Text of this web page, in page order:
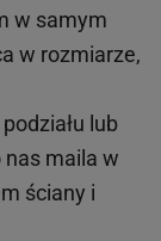
w samym
w rozmiarze,
lub
maila w
ściany i